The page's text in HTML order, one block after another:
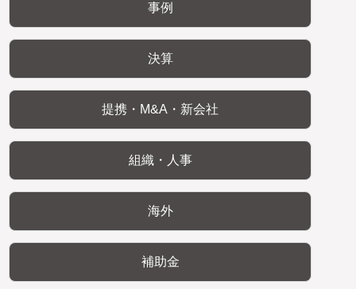
事例
決算
提携・M&A・新会社
組織・人事
海外
補助金